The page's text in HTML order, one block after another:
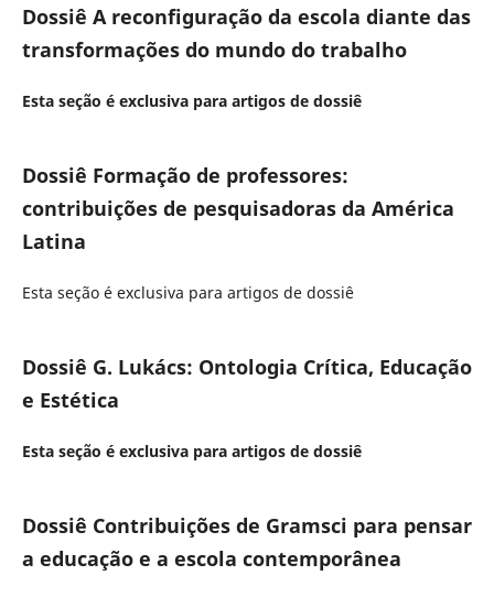
Dossiê A reconfiguração da escola diante das
transformações do mundo do trabalho
Esta seção é exclusiva para artigos de dossiê
Dossiê Formação de professores:
contribuições de pesquisadoras da América
Latina
Esta seção é exclusiva para artigos de dossiê
Dossiê G. Lukács: Ontologia Crítica, Educação
e Estética
Esta seção é exclusiva para artigos de dossiê
Dossiê Contribuições de Gramsci para pensar
a educação e a escola contemporânea